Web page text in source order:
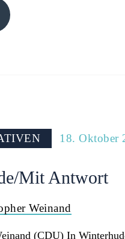
18. Oktober
Mit Antwort
Weinand
(CDU) In